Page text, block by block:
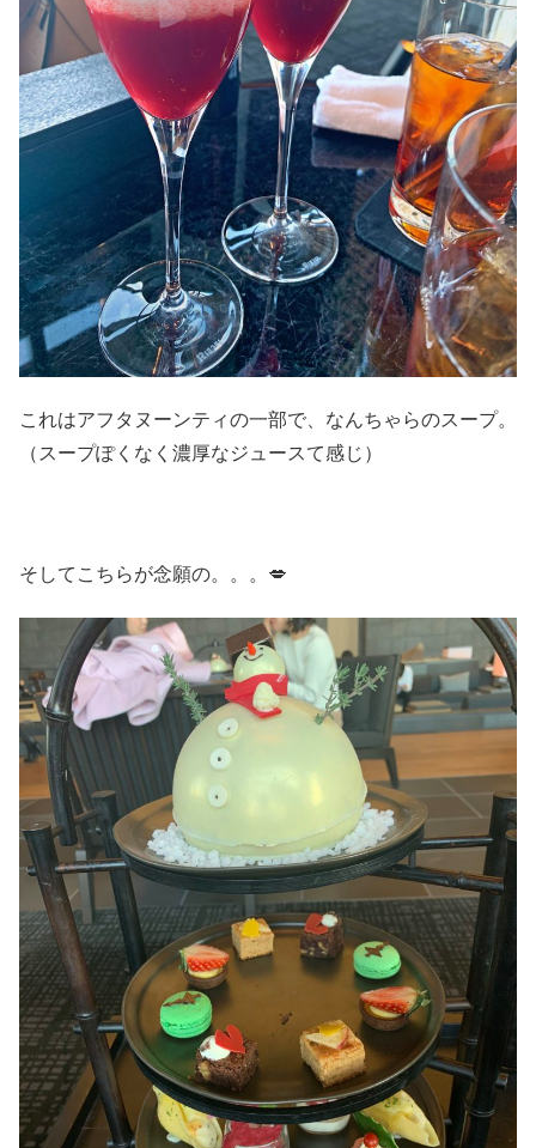
これはアフタヌーンティの一部で、なんちゃらのスープ。
（スープぽくなく濃厚なジュースて感じ）
そしてこちらが念願の。。。💋